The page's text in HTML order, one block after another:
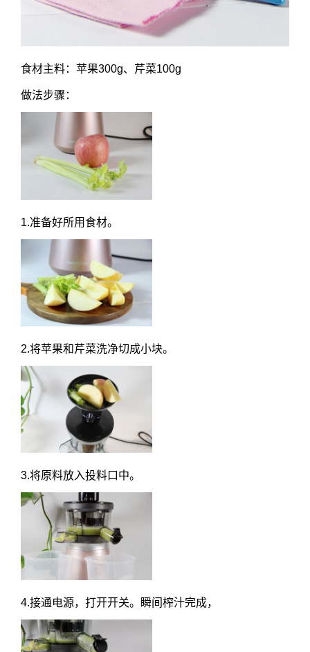
食材主料：苹果300g、芹菜100g
做法步骤：
1.准备好所用食材。
2.将苹果和芹菜洗净切成小块。
3.将原料放入投料口中。
4.接通电源，打开开关。瞬间榨汁完成，